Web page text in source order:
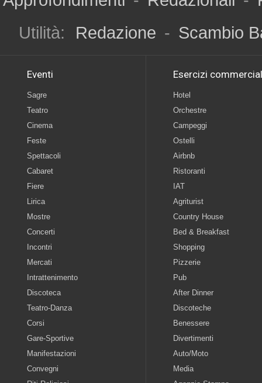
Utilità:
Redazione - Scambio
Eventi
Sagre
Teatro
Cinema
Feste
Spettacoli
Cabaret
Fiere
Lirica
Mostre
Concerti
Incontri
Mercati
Intrattenimento
Discoteca
Teatro-Danza
Corsi
Gare-Sportive
Manifestazioni
Convegni
Esercizi
Hotel
Orchestre
Campeggi
Ostelli
Airbnb
Ristoranti
IAT
Agriturist
Country House
Bed & Breakfast
Shopping
Pizzerie
Pub
After Dinner
Discoteche
Benessere
Divertimenti
Auto/Moto
Media